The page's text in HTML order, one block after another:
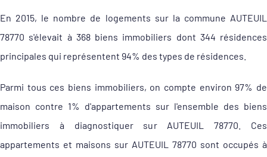
En 2015, le nombre de logements sur la commune AUTEUIL
78770 s'élevait à 368 biens immobiliers dont 344 résidences
principales qui représentent 94% des types de résidences.
Parmi tous ces biens immobiliers, on compte environ 97% de
maison contre 1% d'appartements sur l'ensemble des biens
immobiliers à diagnostiquer sur AUTEUIL 78770. Ces
appartements et maisons sur AUTEUIL 78770 sont occupés à